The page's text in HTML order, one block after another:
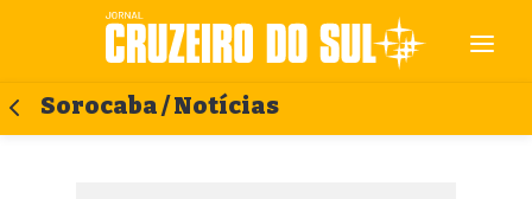
Sorocaba / Notícias